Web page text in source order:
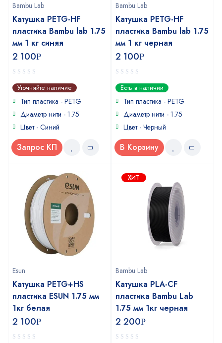
Bambu Lab
Катушка PETG-HF
пластика Bambu lab 1.75
мм 1 кг синяя
2 100Р
0
out
of
Уточняйте наличие
Тип пластика - PETG
Диаметр нити - 1.75
Цвет - Синий
Запрос КП
Bambu Lab
Катушка PETG-HF
пластика Bambu lab 1.75
мм 1 кг черная
2 100Р
0
out
of
Есть в наличии
Тип пластика - PETG
Диаметр нити - 1.75
Цвет - Черный
В Корзину
Esun
Катушка PETG+HS
пластика ESUN 1.75 мм
1кг белая
2 100Р
ХИТ
Bambu Lab
Катушка PLA-CF
пластика Bambu Lab
1.75 мм 1кг черная
2 200Р